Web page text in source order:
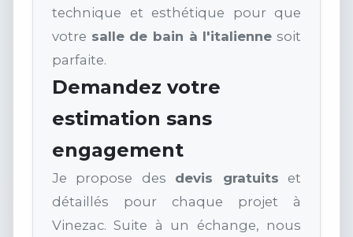
technique et esthétique pour que
votre salle de bain à l'italienne soit
parfaite.
Demandez votre
estimation sans
engagement
Je propose des devis gratuits et
détaillés pour chaque projet à
Vinezac. Suite à un échange, nous